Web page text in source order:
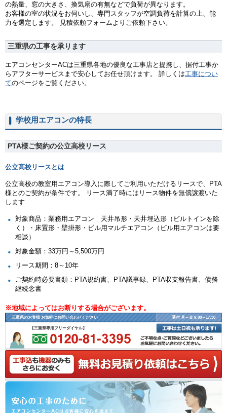
の熱量、窓の大きさ、換気扇の有無などで負荷が異なります。
お客様の室の状況をお伺いし、専門スタッフが空調負荷を計算の上、能
力を選定します。 見積依頼フォームよりご依頼下さい。
三重県の工事を承ります
エアコンセンターACは三重県各地の優良な工事店と提携し、据付工事か
らアフターサービスまで安心してお任せ頂けます。 詳しくは工事につい
てのページをご覧ください。
学校用エアコンの特長
PTA様ご契約の公立高校リース
公立高校リースとは
公立高校の教室用エアコン導入に際してご利用いただけるリースで、PTA
様とのご契約が条件です。 リース満了時にはリース物件を無償譲渡いた
します
対象商品：業務用エアコン 天井吊形・天井埋込形（ビルトインを除
く）・床置形・壁掛形・ビル用マルチエアコン（ビル用エアコンは要
相談）
対象金額：33万円～5,500万円
リース期間：8～10年
ご契約時必要書類：PTA規約書、PTA議事録、PTA収支報告書、債務
継続念書
※地域によってはお断りする場合がございます。
三重県のお客様 お気軽にお問い合わせください 受付 月～金 9:00～17:30
【三重県専用フリーダイヤル】